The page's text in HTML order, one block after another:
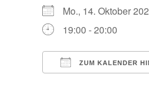
Mo., 14. Oktober
19:00 - 20:00
ZUM KALENDER